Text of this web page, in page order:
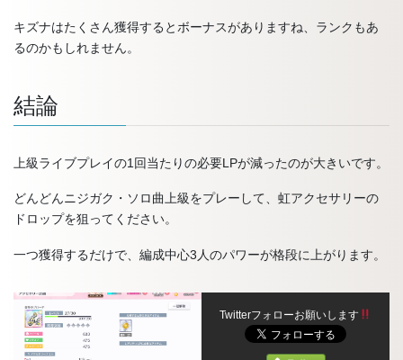
キズナはたくさん獲得するとボーナスがありますね、ランクもあ
るのかもしれません。
結論
上級ライブプレイの1回当たりの必要LPが減ったのが大きいです。
どんどんニジガク・ソロ曲上級をプレーして、虹アクセサリーの
ドロップを狙ってください。
一つ獲得するだけで、編成中心3人のパワーが格段に上がります。
Twitterフォローお願いします